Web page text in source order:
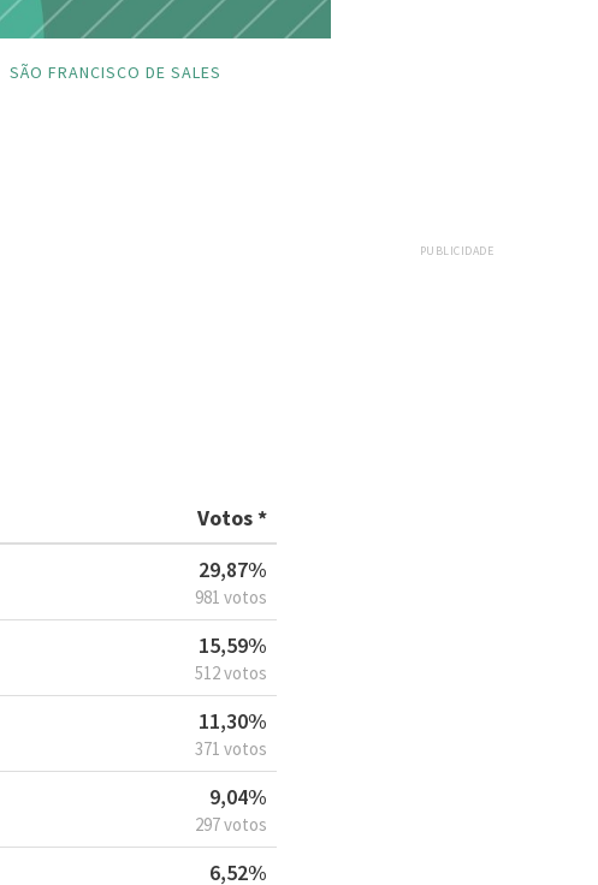
SÃO FRANCISCO DE SALES
PUBLICIDADE
Votos *
29,87%
981 votos
15,59%
512 votos
11,30%
371 votos
9,04%
297 votos
6,52%